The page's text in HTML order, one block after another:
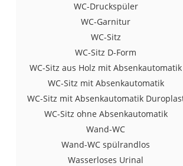
WC-Druckspüler
WC-Garnitur
WC-Sitz
WC-Sitz D-Form
WC-Sitz aus Holz mit Absenkautomatik
WC-Sitz mit Absenkautomatik
WC-Sitz mit Absenkautomatik
WC-Sitz ohne Absenkautomatik
Wand-WC
Wand-WC spülrandlos
Wasserloses Urinal